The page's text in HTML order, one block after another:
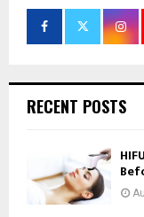
RECENT POSTS